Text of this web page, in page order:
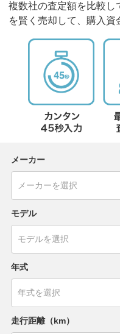
複数社の査定額を比較
を賢く売却して、購入資
メーカー
モデル
年式
走行距離（km）